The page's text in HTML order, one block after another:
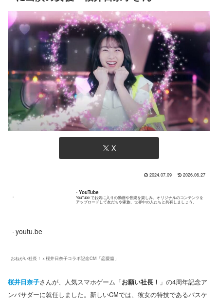
X
2024.07.09 2026.06.27
- YouTube
YouTube でお気に入りの動画や音楽を楽しみ、オリジナルのコンテンツを
アップロードして友だちや家族、世界中の人たちと共有しましょう。
youtu.be
おねがい社長！ｘ桜井日奈子コラボ記念CM「恋愛篇」
桜井日奈子さんが、人気スマホゲーム「お願い社長！ 」の4周年記念ア
ンバサダーに就任しました。新しいCMでは、彼女の特技であるバスケ